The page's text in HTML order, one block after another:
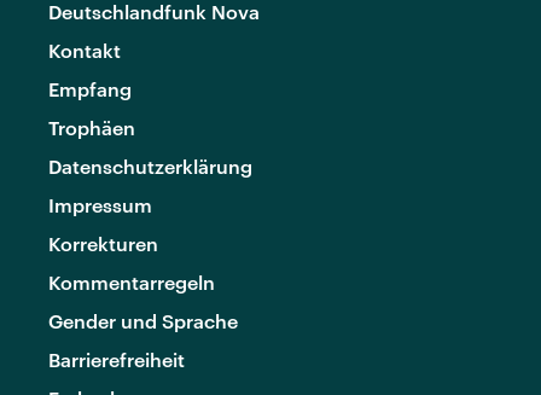
Deutschlandfunk Nova
Kontakt
Empfang
Trophäen
Datenschutzerklärung
Impressum
Korrekturen
Kommentarregeln
Gender und Sprache
Barrierefreiheit